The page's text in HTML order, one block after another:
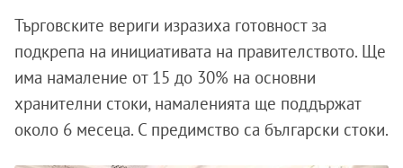
Търговските вериги изразиха готовност за
подкрепа на инициативата на правителството. Ще
има намаление от 15 до 30% на основни
хранителни стоки, намаленията ще поддържат
около 6 месеца. С предимство са български стоки.